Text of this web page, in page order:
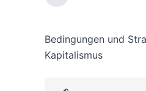
Bedingungen und
Kapitalismus